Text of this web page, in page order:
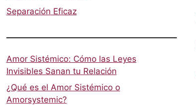
Separación Eficaz
Amor Sistémico: Cómo las Leyes
Invisibles Sanan tu Relación
¿Qué es el Amor Sistémico o
Amorsystemic?